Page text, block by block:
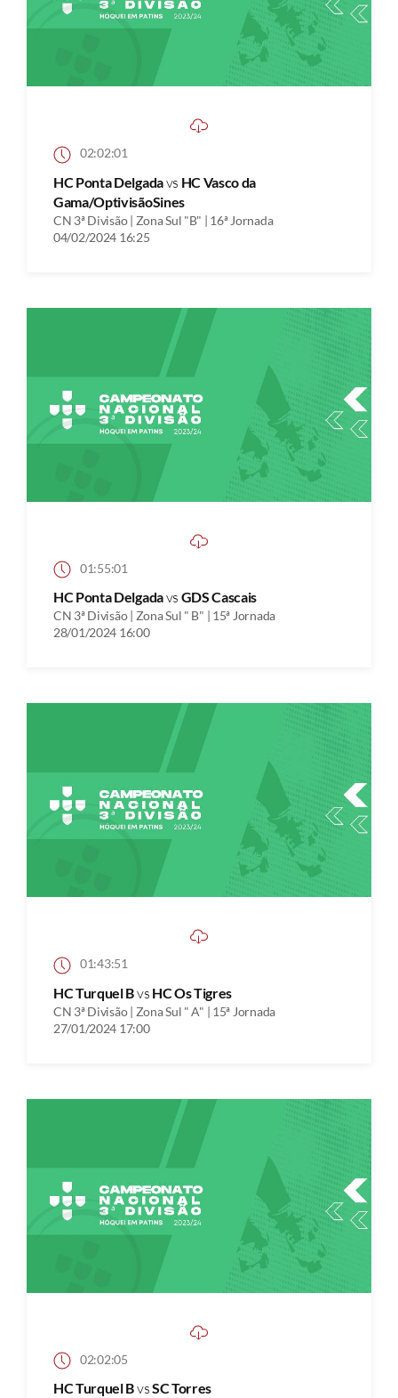
02:02:01
HC Ponta Delgadavs HC Vasco da
Gama/OptivisãoSines
CN 3ª Divisão | Zona Sul "B" | 16ª Jornada
04/02/2024 16:25
01:55:01
HC Ponta Delgadavs GDS Cascais
CN 3ª Divisão | Zona Sul " B" | 15ª Jornada
28/01/2024 16:00
01:43:51
HC Turquel Bvs HC Os Tigres
CN 3ª Divisão | Zona Sul " A" | 15ª Jornada
27/01/2024 17:00
02:02:05
HC Turquel BvsSC Torres